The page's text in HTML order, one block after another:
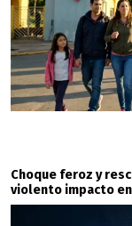
Choque feroz y
violento impacto